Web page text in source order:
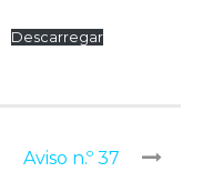
Descarregar
Aviso n.º 37